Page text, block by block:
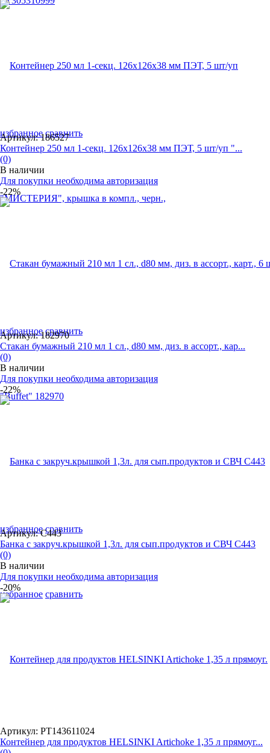
избранное сравнить
избранное сравнить
Артикул: 186527
Контейнер 250 мл 1-секц. 126х126х38 мм ПЭТ, 5 шт/уп "...
(0)
В наличии
Для покупки необходима авторизация
-22%
избранное сравнить
Артикул: 182970
Стакан бумажный 210 мл 1 сл., d80 мм, диз. в ассорт., кар...
(0)
В наличии
Для покупки необходима авторизация
-22%
избранное сравнить
Артикул: С443
Банка с закруч.крышкой 1,3л. для сып.продуктов и СВЧ С443
(0)
В наличии
Для покупки необходима авторизация
-20%
Артикул: PT143611024
Контейнер для продуктов HELSINKI Artichoke 1,35 л прямоуг...